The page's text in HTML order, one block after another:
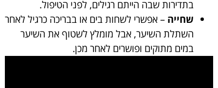
בתדירות שבה הייתם רגילים, לפני הטיפול.
שחייה – אפשרי לשחות בים או בבריכה כרגיל לאחר
השתלת השיער, אבל מומלץ לשטוף את השיער
במים מתוקים ופושרים לאחר מכן.